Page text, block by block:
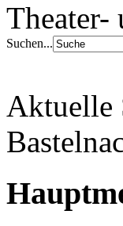
Theater-
Suchen...
Aktuelle